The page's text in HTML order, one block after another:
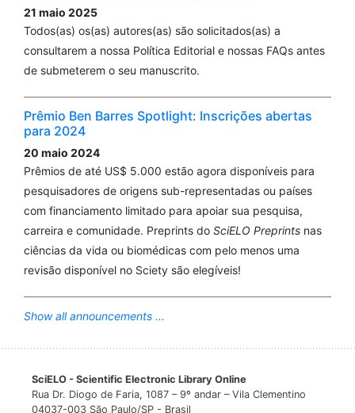
21 maio 2025
Todos(as) os(as) autores(as) são solicitados(as) a
consultarem a nossa Política Editorial e nossas FAQs antes
de submeterem o seu manuscrito.
Prêmio Ben Barres Spotlight: Inscrições abertas
para 2024
20 maio 2024
Prêmios de até US$ 5.000 estão agora disponíveis para
pesquisadores de origens sub-representadas ou países
com financiamento limitado para apoiar sua pesquisa,
carreira e comunidade. Preprints do SciELO Preprints nas
ciências da vida ou biomédicas com pelo menos uma
revisão disponível no Sciety são elegíveis!
Show all announcements ...
SciELO - Scientific Electronic Library Online
Rua Dr. Diogo de Faria, 1087 – 9º andar – Vila Clementino
04037-003 São Paulo/SP - Brasil